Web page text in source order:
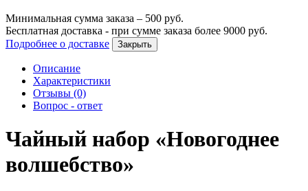
Минимальная сумма заказа – 500 руб.
Бесплатная доставка - при сумме заказа более 9000 руб.
Подробнее о доставке
Закрыть
Описание
Характеристики
Отзывы (0)
Вопрос - ответ
Чайный набор «Новогоднее
волшебство»